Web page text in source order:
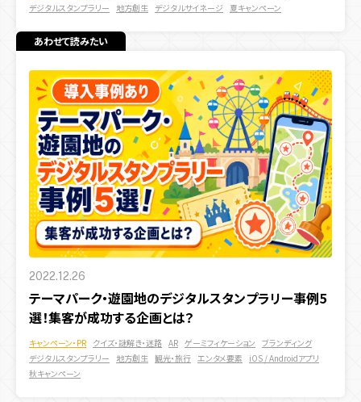
デジタルスタンプラリー
地方創生 デジタルサイネージ 夏キャンペーン
あわせて読みたい
2022.12.26
テーマパーク・遊園地のデジタルスタンプラリー事例5
選！集客が成功する企画とは？
キャンペーン・PR クイズ・謎解き・迷路 AR ゲーミフィケーション ブランディング
デジタルスタンプラリー
地方創生 観光・旅行 エンタメ要素
iOS / Androidアプリ
秋キャンペーン